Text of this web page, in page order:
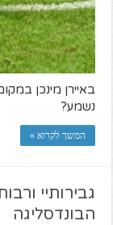
באיירן מינכן
נשמע?
המשך לקרוא »
גבירותיי
הבונדסליגה